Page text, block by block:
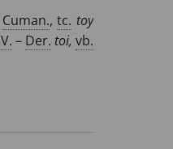
Cuman.,tc. toy
V. – Der. toi, vb.